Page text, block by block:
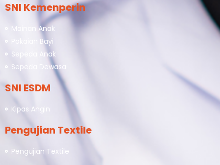
SNI Kemenperin
Mainan Anak
Pakaian Bayi
Sepeda Anak
Sepeda Dewasa
SNI ESDM
Kipas Angin
Pengujian Textile
Pengujian Textile